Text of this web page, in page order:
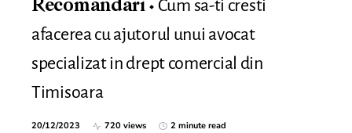
Recomandari
Cum sa-ti cresti
afacerea cu ajutorul unui avocat
specializat in drept comercial din
Timisoara
20/12/2023 720 views 2 minute read